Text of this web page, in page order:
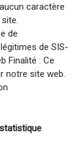
caractère
de
de SIS-
Finalité : Ce
notre site web.